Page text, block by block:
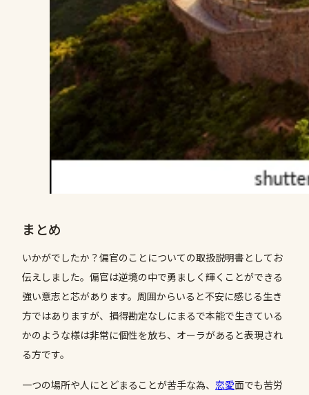
まとめ
いかがでしたか？偏官のことについての取扱説明書としてお
伝えしました。偏官は逆境の中で勇ましく輝くことができる
強い意志と芯があります。周囲からいると不安に感じる生き
方ではありますが、損得勘定なしにまるで本能で生きている
かのような様は非常に個性を放ち、オーラがあると表現され
る方です。
一つの場所や人にとどまることが苦手な為、 恋愛面でも苦労